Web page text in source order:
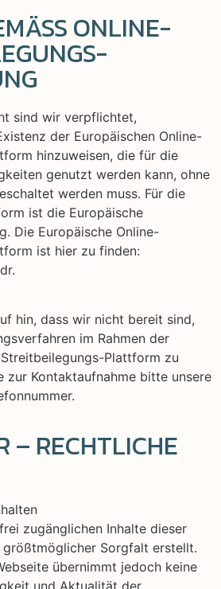
ONLINE-
sind wir verpflichtet,
der Europäischen Online-
hinzuweisen, die für die
genutzt werden kann, ohne
werden muss. Für die
ist die Europäische
Die Europäische Online-
ist hier zu finden:
hin, dass wir nicht bereit sind,
im Rahmen der
Plattform zu
zur Kontaktaufnahme bitte unsere
– RECHTLICHE
zugänglichen Inhalte dieser
Sorgfalt erstellt.
übernimmt jedoch keine
und Aktualität der